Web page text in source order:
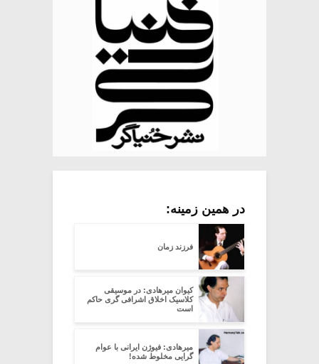
در همین زمینه:
فرزند زمان
کیوان میرهادی: در موسیقی
کلاسیک اخلاق اشرافی گری حاکم
است
میرهادی: فیوژن ایرانی با عوام
گرایی مخلوط شده!